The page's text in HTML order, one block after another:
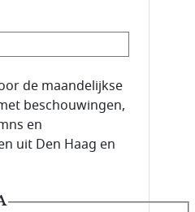
de abonnee.
de maandelijkse
beschouwingen,
en
uit Den Haag en